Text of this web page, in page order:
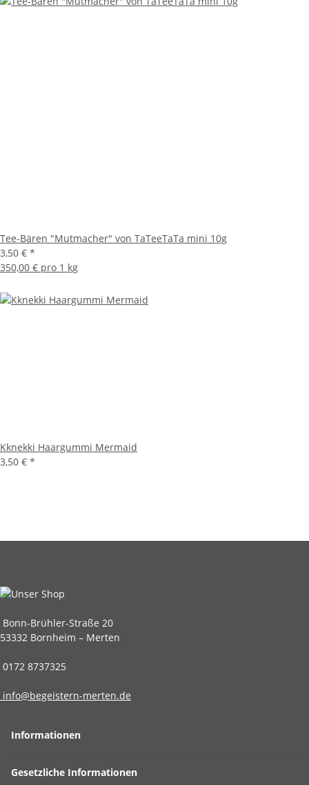
Tee-Bären "Mutmacher" von TaTeeTaTa mini 10g
3,50 € *
350,00 € pro 1 kg
Kknekki Haargummi Mermaid
3,50 € *
Bonn-Brühler-Straße 20
53332 Bornheim – Merten
0172 8737325
info@begeistern-merten.de
Informationen
Gesetzliche Informationen